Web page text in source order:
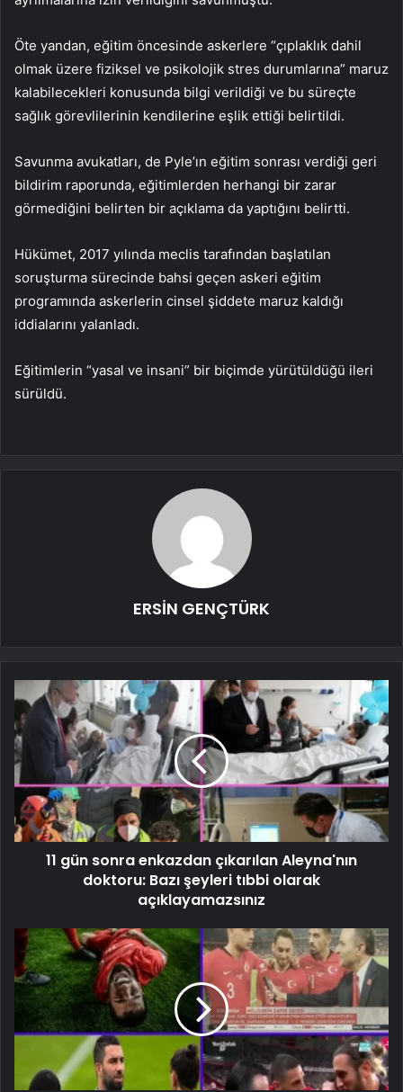
Öte yandan, eğitim öncesinde askerlere “çıplaklık dahil
olmak üzere fiziksel ve psikolojik stres durumlarına” maruz
kalabilecekleri konusunda bilgi verildiği ve bu süreçte
sağlık görevlilerinin kendilerine eşlik ettiği belirtildi.
Savunma avukatları, de Pyle’ın eğitim sonrası verdiği geri
bildirim raporunda, eğitimlerden herhangi bir zarar
görmediğini belirten bir açıklama da yaptığını belirtti.
Hükümet, 2017 yılında meclis tarafından başlatılan
soruşturma sürecinde bahsi geçen askeri eğitim
programında askerlerin cinsel şiddete maruz kaldığı
iddialarını yalanladı.
Eğitimlerin “yasal ve insani” bir biçimde yürütüldüğü ileri
sürüldü.
ERSİN GENÇTÜRK
11 gün sonra enkazdan çıkarılan Aleyna'nın
doktoru: Bazı şeyleri tıbbi olarak
açıklayamazsınız